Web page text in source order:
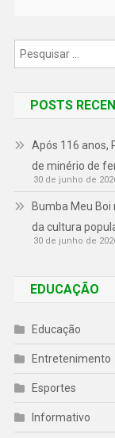
POSTS
Após 116 anos,
de minério de
30 de junho de
Bumba Meu
da cultura
30 de junho de
EDUCAÇÃO
Educação
Entretenimento
Esportes
Informativo